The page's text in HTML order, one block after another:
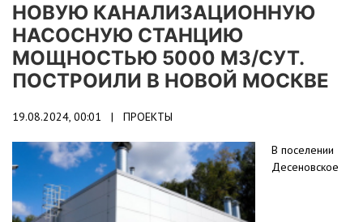
НОВУЮ КАНАЛИЗАЦИОННУЮ
НАСОСНУЮ СТАНЦИЮ
МОЩНОСТЬЮ 5000 М3/СУТ.
ПОСТРОИЛИ В НОВОЙ МОСКВЕ
19.08.2024, 00:01 | ПРОЕКТЫ
В поселении
Десеновское